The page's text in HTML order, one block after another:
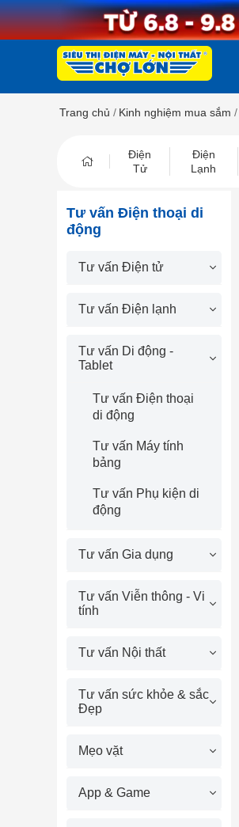
Trang chủ / Kinh nghiệm mua sắm /
Điện
Tử
Điện
Lạnh
Tư vấn Điện thoại di
động
Tư vấn Điện tử
Tư vấn Điện lạnh
Tư vấn Di động -
Tablet
Tư vấn Điện thoại
di động
Tư vấn Máy tính
bảng
Tư vấn Phụ kiện di
động
Tư vấn Gia dụng
Tư vấn Viễn thông - Vi
tính
Tư vấn Nội thất
Tư vấn sức khỏe & sắc
Đẹp
Mẹo vặt
App & Game